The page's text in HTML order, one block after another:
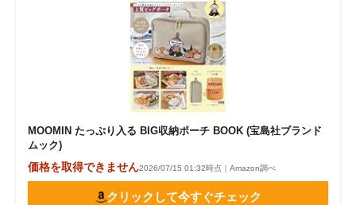
MOOMIN たっぷり入る BIG収納ポーチ BOOK (宝島社ブランド
ムック)
価格を取得できません2026/07/15 01:32時点｜Amazon調べ
クリックして今すぐチェック